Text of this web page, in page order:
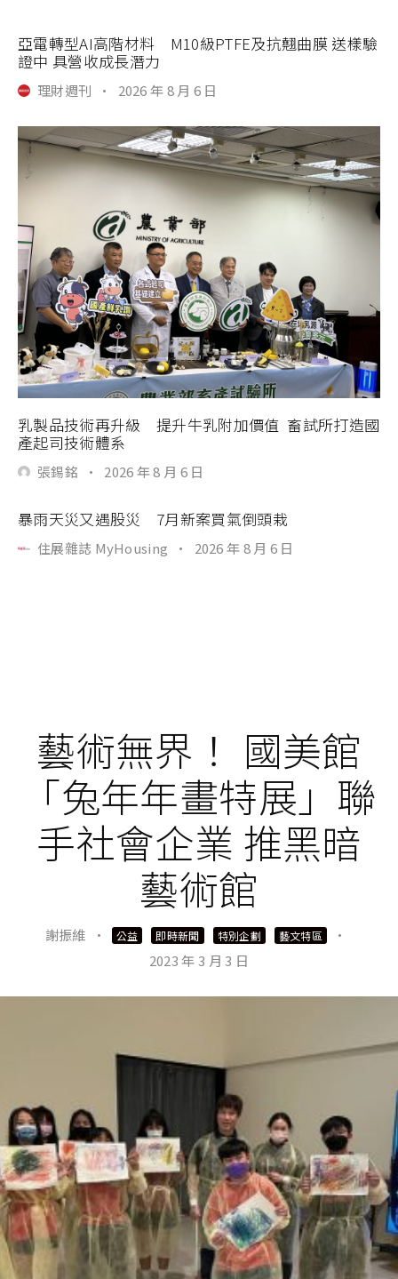
亞電轉型AI高階材料 M10級PTFE及抗翹曲膜 送樣驗
證中 具營收成長潛力
理財週刊 · 2026 年 8 月 6 日
乳製品技術再升級 提升牛乳附加價值 畜試所打造國
產起司技術體系
張錫銘 · 2026 年 8 月 6 日
暴雨天災又遇股災 7月新案買氣倒頭栽
住展雜誌 MyHousing · 2026 年 8 月 6 日
藝術無界！ 國美館
「兔年年畫特展」聯
手社會企業 推黑暗
藝術館
謝振維 · 公益 即時新聞 特別企劃 藝文特區
·
2023 年 3 月 3 日